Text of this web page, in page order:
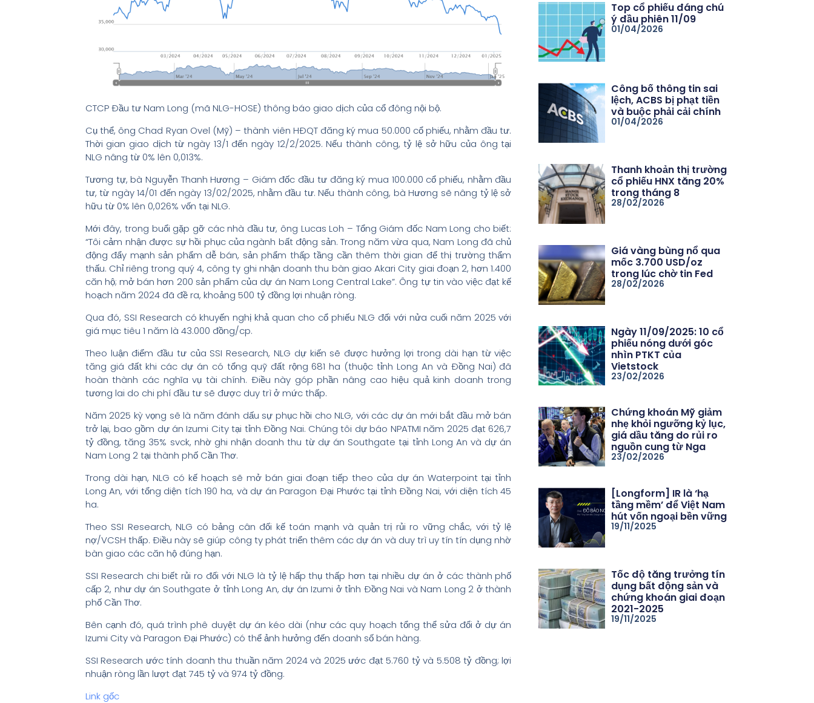
CTCP Đầu tư Nam Long (mã NLG-HOSE) thông báo giao dịch của cổ đông nội bộ.
Cụ thể, ông Chad Ryan Ovel (Mỹ) – thành viên HĐQT đăng ký mua 50.000 cổ phiếu, nhằm đầu tư.
Thời gian giao dịch từ ngày 13/1 đến ngày 12/2/2025. Nếu thành công, tỷ lệ sở hữu của ông tại
NLG nâng từ 0% lên 0,013%.
Tương tự, bà Nguyễn Thanh Hương – Giám đốc đầu tư đăng ký mua 100.000 cổ phiếu, nhằm đầu
tư, từ ngày 14/01 đến ngày 13/02/2025, nhằm đầu tư. Nếu thành công, bà Hương sẽ nâng tỷ lệ sở
hữu từ 0% lên 0,026% vốn tại NLG.
Mới đây, trong buổi gặp gỡ các nhà đầu tư, ông Lucas Loh – Tổng Giám đốc Nam Long cho biết:
“Tôi cảm nhận được sự hồi phục của ngành bất động sản. Trong năm vừa qua, Nam Long đã chủ
động đẩy mạnh sản phẩm dễ bán, sản phẩm thấp tầng cần thêm thời gian để thị trường thẩm
thấu. Chỉ riêng trong quý 4, công ty ghi nhận doanh thu bàn giao Akari City giai đoạn 2, hơn 1.400
căn hộ; mở bán hơn 200 sản phẩm của dự án Nam Long Central Lake”. Ông tự tin vào việc đạt kế
hoạch năm 2024 đã đề ra, khoảng 500 tỷ đồng lợi nhuận ròng.
Qua đó, SSI Research có khuyến nghị khả quan cho cổ phiếu NLG đối với nửa cuối năm 2025 với
giá mục tiêu 1 năm là 43.000 đồng/cp.
Theo luận điểm đầu tư của SSI Research, NLG dự kiến sẽ được hưởng lợi trong dài hạn từ việc
tăng giá đất khi các dự án có tổng quỹ đất rộng 681 ha (thuộc tỉnh Long An và Đồng Nai) đã
hoàn thành các nghĩa vụ tài chính. Điều này góp phần nâng cao hiệu quả kinh doanh trong
tương lai do chi phí đầu tư sẽ được duy trì ở mức thấp.
Năm 2025 kỳ vọng sẽ là năm đánh dấu sự phục hồi cho NLG, với các dự án mới bắt đầu mở bán
trở lại, bao gồm dự án Izumi City tại tỉnh Đồng Nai. Chúng tôi dự báo NPATMI năm 2025 đạt 626,7
tỷ đồng, tăng 35% svck, nhờ ghi nhận doanh thu từ dự án Southgate tại tỉnh Long An và dự án
Nam Long 2 tại thành phố Cần Thơ.
Trong dài hạn, NLG có kế hoạch sẽ mở bán giai đoạn tiếp theo của dự án Waterpoint tại tỉnh
Long An, với tổng diện tích 190 ha, và dự án Paragon Đại Phước tại tỉnh Đồng Nai, với diện tích 45
ha.
Theo SSI Research, NLG có bảng cân đối kế toán mạnh và quản trị rủi ro vững chắc, với tỷ lệ
nợ/VCSH thấp. Điều này sẽ giúp công ty phát triển thêm các dự án và duy trì uy tín tín dụng nhờ
bàn giao các căn hộ đúng hạn.
SSI Research chi biết rủi ro đối với NLG là tỷ lệ hấp thụ thấp hơn tại nhiều dự án ở các thành phố
cấp 2, như dự án Southgate ở tỉnh Long An, dự án Izumi ở tỉnh Đồng Nai và Nam Long 2 ở thành
phố Cần Thơ.
Bên cạnh đó, quá trình phê duyệt dự án kéo dài (như các quy hoạch tổng thể sửa đổi ở dự án
Izumi City và Paragon Đại Phước) có thể ảnh hưởng đến doanh số bán hàng.
SSI Research ước tính doanh thu thuần năm 2024 và 2025 ước đạt 5.760 tỷ và 5.508 tỷ đồng; lợi
nhuận ròng lần lượt đạt 745 tỷ và 974 tỷ đồng.
Link gốc
Top cổ phiếu đáng chú
ý đầu phiên 11/09
01/04/2026
Công bố thông tin sai
lệch, ACBS bị phạt tiền
và buộc phải cải chính
01/04/2026
Thanh khoản thị trường
cổ phiếu HNX tăng 20%
trong tháng 8
28/02/2026
Giá vàng bùng nổ qua
mốc 3.700 USD/oz
trong lúc chờ tin Fed
28/02/2026
Ngày 11/09/2025: 10 cổ
phiếu nóng dưới góc
nhìn PTKT của
Vietstock
23/02/2026
Chứng khoán Mỹ giảm
nhẹ khỏi ngưỡng kỷ lục,
giá dầu tăng do rủi ro
nguồn cung từ Nga
23/02/2026
[Longform] IR là ‘hạ
tầng mềm’ để Việt Nam
hút vốn ngoại bền vững
19/11/2025
Tốc độ tăng trưởng tín
dụng bất động sản và
chứng khoán giai đoạn
2021-2025
19/11/2025